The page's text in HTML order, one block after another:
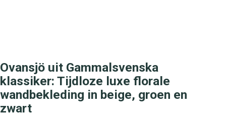
Ovansjö uit Gammalsvenska
klassiker: Tijdloze luxe florale
wandbekleding in beige, groen en
zwart